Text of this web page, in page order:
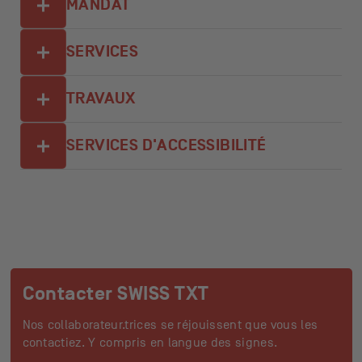
MANDAT
SERVICES
TRAVAUX
SERVICES D'ACCESSIBILITÉ
Contacter SWISS TXT
Nos collaborateur.trices se réjouissent que vous les
contactiez. Y compris en langue des signes.